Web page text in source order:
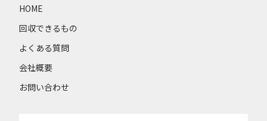
HOME
回収できるもの
よくある質問
会社概要
お問い合わせ